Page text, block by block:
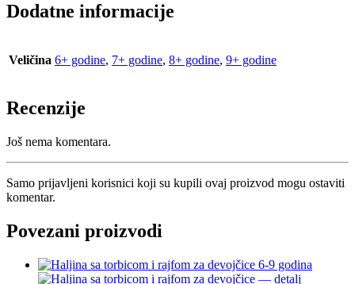
Dodatne informacije
Veličina 6+ godine, 7+ godine, 8+ godine, 9+ godine
Recenzije
Još nema komentara.
Samo prijavljeni korisnici koji su kupili ovaj proizvod mogu ostaviti
komentar.
Povezani proizvodi